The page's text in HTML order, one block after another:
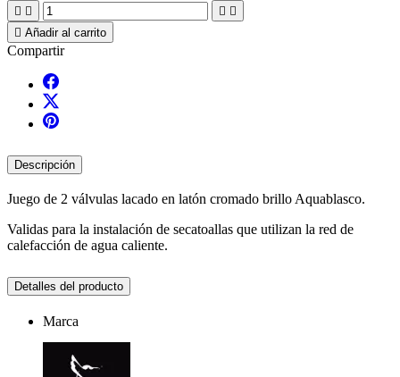
   
 Añadir al carrito
Compartir
Descripción
Juego de 2 válvulas lacado en latón cromado brillo Aquablasco.
Validas para la instalación de secatoallas que utilizan la red de
calefacción de agua caliente.
Detalles del producto
Marca